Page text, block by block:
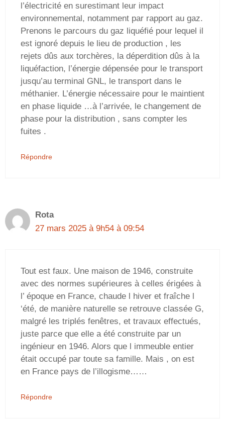
l’électricité en surestimant leur impact
environnemental, notamment par rapport au gaz.
Prenons le parcours du gaz liquéfié pour lequel il
est ignoré depuis le lieu de production , les
rejets dûs aux torchères, la déperdition dûs à la
liquéfaction, l’énergie dépensée pour le transport
jusqu’au terminal GNL, le transport dans le
méthanier. L’énergie nécessaire pour le maintient
en phase liquide …à l’arrivée, le changement de
phase pour la distribution , sans compter les
fuites .
Répondre
Rota
27 mars 2025 à 9h54 à 09:54
Tout est faux. Une maison de 1946, construite
avec des normes supérieures à celles érigées à
l’ époque en France, chaude l hiver et fraîche l
‘été, de manière naturelle se retrouve classée G,
malgré les triplés fenêtres, et travaux effectués,
juste parce que elle a été construite par un
ingénieur en 1946. Alors que l immeuble entier
était occupé par toute sa famille. Mais , on est
en France pays de l’illogisme……
Répondre